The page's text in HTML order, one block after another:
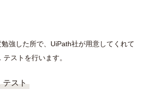
強した所で、UiPath社が用意してくれて
ストを行います。
テスト